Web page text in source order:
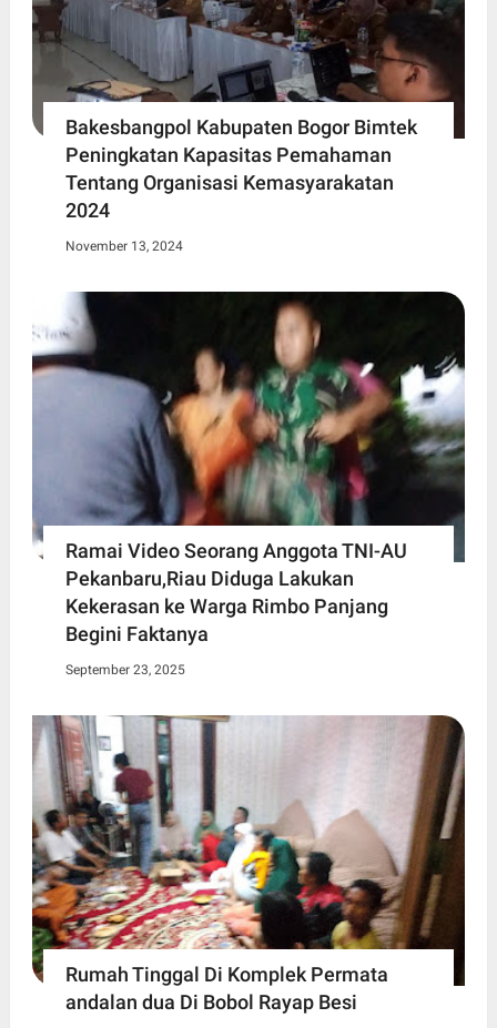
Bakesbangpol Kabupaten Bogor Bimtek
Peningkatan Kapasitas Pemahaman
Tentang Organisasi Kemasyarakatan
2024
November 13, 2024
Ramai Video Seorang Anggota TNI-AU
Pekanbaru,Riau Diduga Lakukan
Kekerasan ke Warga Rimbo Panjang
Begini Faktanya
September 23, 2025
Rumah Tinggal Di Komplek Permata
andalan dua Di Bobol Rayap Besi